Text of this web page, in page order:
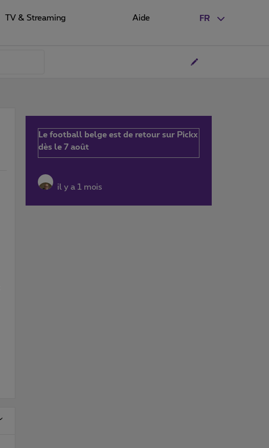
FR
TV & Streaming Aide
Le football belge est de retour sur Pickx
dès le 7 août
il y a 1 mois